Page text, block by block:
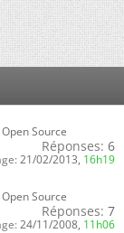
Source
Réponses: 6
21/02/2013, 16h19
Source
Réponses: 7
24/11/2008, 11h06